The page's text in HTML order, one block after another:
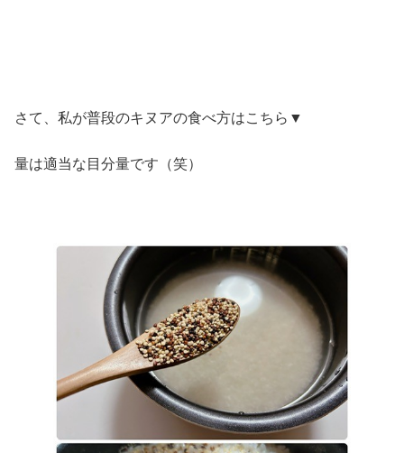
さて、私が普段のキヌアの食べ方はこちら▼
量は適当な目分量です（笑）